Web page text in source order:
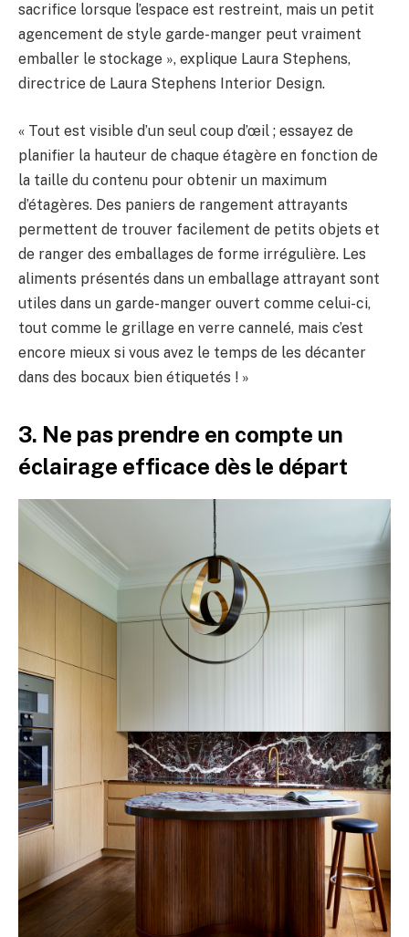
sacrifice lorsque l’espace est restreint, mais un petit
agencement de style garde-manger peut vraiment
emballer le stockage », explique Laura Stephens,
directrice de Laura Stephens Interior Design.
« Tout est visible d’un seul coup d’œil ; essayez de
planifier la hauteur de chaque étagère en fonction de
la taille du contenu pour obtenir un maximum
d’étagères. Des paniers de rangement attrayants
permettent de trouver facilement de petits objets et
de ranger des emballages de forme irrégulière. Les
aliments présentés dans un emballage attrayant sont
utiles dans un garde-manger ouvert comme celui-ci,
tout comme le grillage en verre cannelé, mais c’est
encore mieux si vous avez le temps de les décanter
dans des bocaux bien étiquetés ! »
3. Ne pas prendre en compte un
éclairage efficace dès le départ